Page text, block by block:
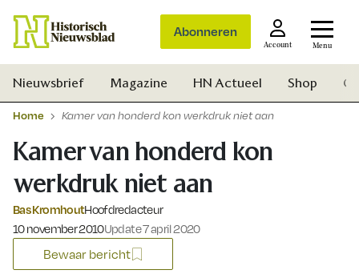
Abonneren
Account Menu
Nieuwsbrief Magazine HN Actueel Shop
Home Kamer van honderd kon werkdruk niet aan
Kamer van honderd kon
werkdruk niet aan
Bas KromhoutHoofdredacteur
Gepubliceerd op:
10 november 2010Update 7 april 2020
Bewaar bericht